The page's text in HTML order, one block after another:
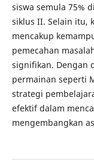
siswa semula 75%
siklus II. Selain itu,
mencakup
pemecahan
signifikan. Dengan
permainan seperti
strategi
efektif dalam
mengembangkan